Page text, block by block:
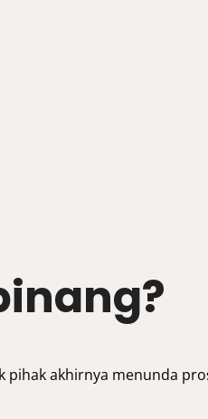
pihak akhirnya menunda